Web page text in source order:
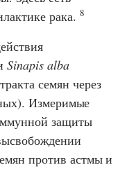
рака. 8
Sinapis alba
семян через
Измеримые
защиты
против астмы и